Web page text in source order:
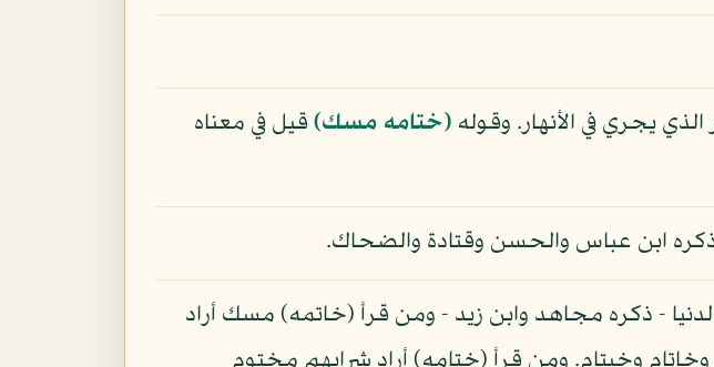
يجري في الأنهار. وقوله (ختامه مسك) قيل في معناه
ابن عباس والحسن وقتادة والضحاك.
- ذكره مجاهد وابن زيد - ومن قرأ (خاتمه) مسك أراد